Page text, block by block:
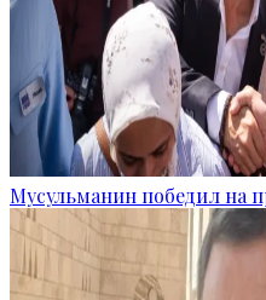
Мусульманин победил на